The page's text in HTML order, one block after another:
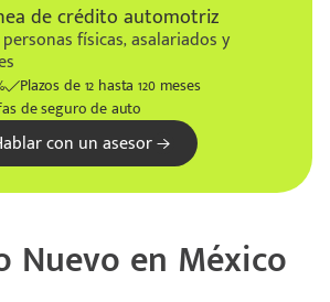
de crédito automotriz
físicas, asalariados y
Plazos de 12 hasta 120 meses
de seguro de auto
con un asesor
Nuevo en México